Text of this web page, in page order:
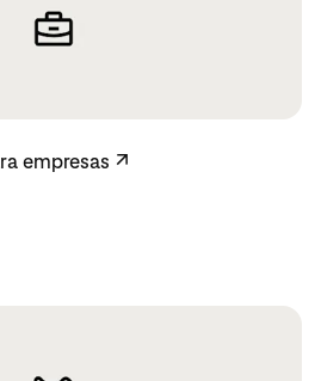
empresas ↗